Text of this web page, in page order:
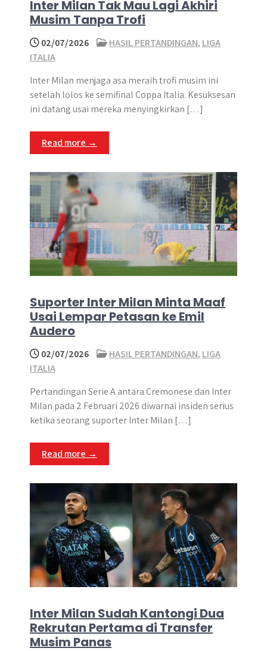
Inter Milan Tak Mau Lagi Akhiri
Musim Tanpa Trofi
02/07/2026 HASIL PERTANDINGAN, LIGA
ITALIA
Inter Milan menjaga asa meraih trofi musim ini
setelah lolos ke semifinal Coppa Italia. Kesuksesan
ini datang usai mereka menyingkirkan […]
Read more →
Suporter Inter Milan Minta Maaf
Usai Lempar Petasan ke Emil
Audero
02/07/2026 HASIL PERTANDINGAN, LIGA
ITALIA
Pertandingan Serie A antara Cremonese dan Inter
Milan pada 2 Februari 2026 diwarnai insiden serius
ketika seorang suporter Inter Milan […]
Read more →
Inter Milan Sudah Kantongi Dua
Rekrutan Pertama di Transfer
Musim Panas